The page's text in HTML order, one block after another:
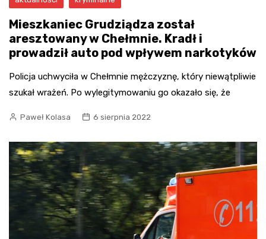
Mieszkaniec Grudziądza został
aresztowany w Chełmnie. Kradł i
prowadził auto pod wpływem narkotyków
Policja uchwyciła w Chełmnie mężczyznę, który niewątpliwie
szukał wrażeń. Po wylegitymowaniu go okazało się, że
Paweł Kolasa 6 sierpnia 2022